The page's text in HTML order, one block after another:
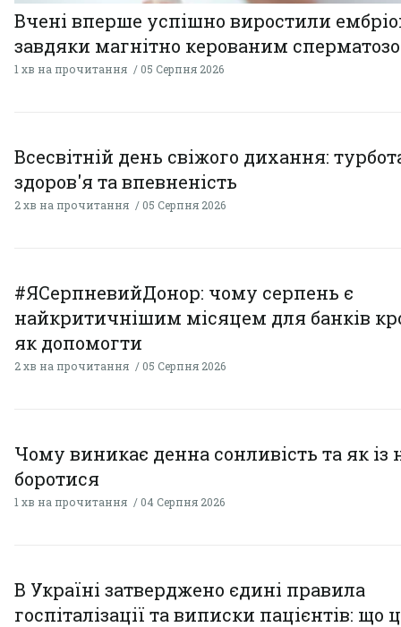
Вчені вперше успішно виростили
завдяки магнітно керованим
1 хв на прочитання 05 Серпня 2026
Всесвітній день свіжого дихання:
здоров'я та впевненість
2 хв на прочитання 05 Серпня 2026
#ЯСерпневийДонор: чому серпень є
найкритичнішим місяцем для банків
як допомогти
2 хв на прочитання 05 Серпня 2026
Чому виникає денна сонливість та як із
боротися
1 хв на прочитання 04 Серпня 2026
В Україні затверджено єдині правила
госпіталізації та виписки пацієнтів: що